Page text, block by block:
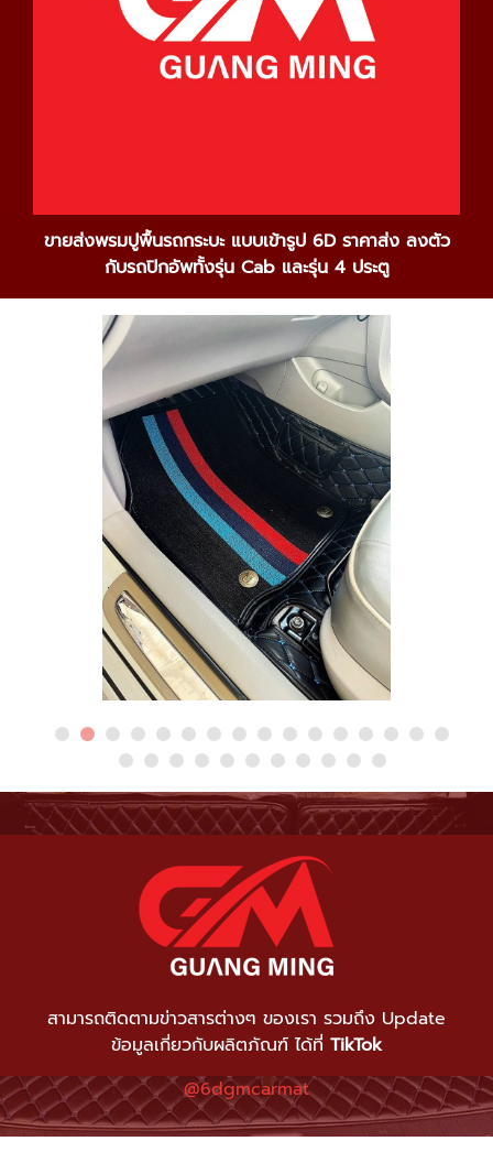
ขายส่งพรมปูพื้นรถกระบะ แบบเข้ารูป 6D ราคาส่ง ลงตัว
กับรถปิกอัพทั้งรุ่น Cab และรุ่น 4 ประตู
สามารถติดตามข่าวสารต่างๆ ของเรา รวมถึง Update
ข้อมูลเกี่ยวกับผลิตภัณฑ์ ได้ที่ TikTok
@6dgmcarmat